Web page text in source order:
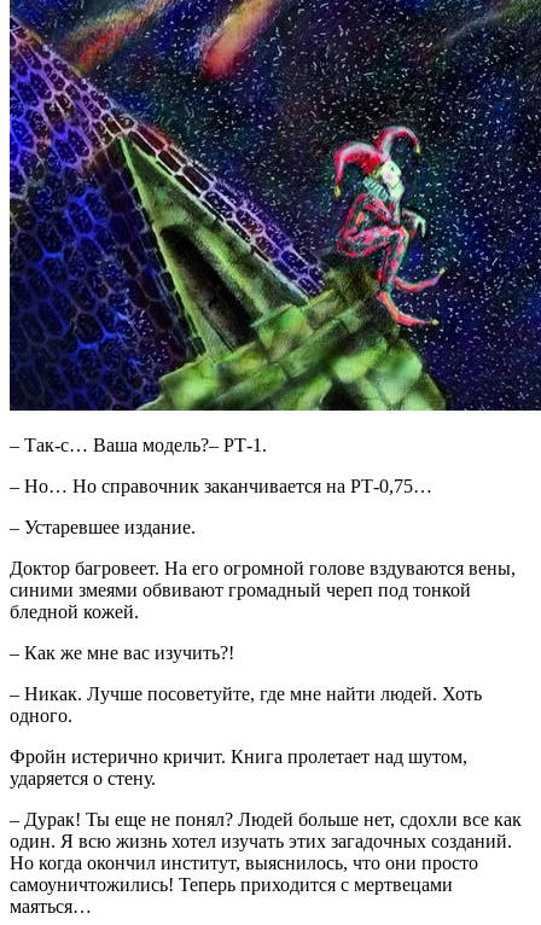
– Так-с… Ваша модель?– РТ-1.
– Но… Но справочник заканчивается на РТ-0,75…
– Устаревшее издание.
Доктор багровеет. На его огромной голове вздуваются вены,
синими змеями обвивают громадный череп под тонкой
бледной кожей.
– Как же мне вас изучить?!
– Никак. Лучше посоветуйте, где мне найти людей. Хоть
одного.
Фройн истерично кричит. Книга пролетает над шутом,
ударяется о стену.
– Дурак! Ты еще не понял? Людей больше нет, сдохли все как
один. Я всю жизнь хотел изучать этих загадочных созданий.
Но когда окончил институт, выяснилось, что они просто
самоуничтожились! Теперь приходится с мертвецами
маяться…